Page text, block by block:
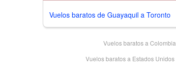
Vuelos baratos de Guayaquil a Toronto
Vuelos baratos a Colombia
Vuelos baratos a Estados Unidos